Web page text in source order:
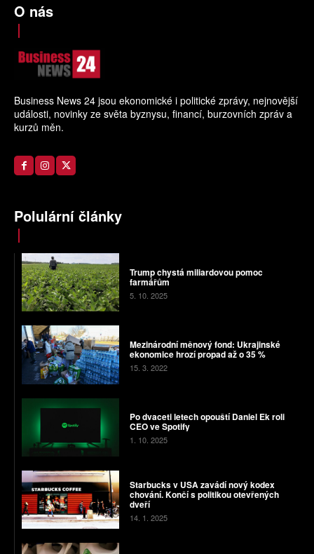
O nás
Business News 24 jsou ekonomické i politické zprávy, nejnovější
události, novinky ze světa byznysu, financí, burzovních zpráv a
kurzů měn.
Polulární články
Trump chystá miliardovou pomoc
farmářům
5. 10. 2025
Mezinárodní měnový fond: Ukrajinské
ekonomice hrozí propad až o 35 %
15. 3. 2022
Po dvaceti letech opouští Daniel Ek roli
CEO ve Spotify
1. 10. 2025
Starbucks v USA zavádí nový kodex
chování. Končí s politikou otevřených
dveří
14. 1. 2025